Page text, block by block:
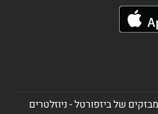
של ביזפורטל - ניוזלטרים